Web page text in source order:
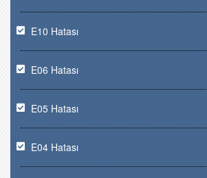
E10 Hatası
E06 Hatası
E05 Hatası
E04 Hatası